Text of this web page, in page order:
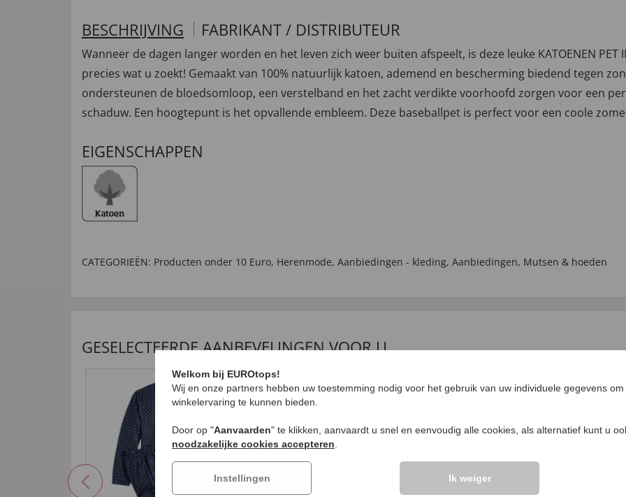
BESCHRIJVING FABRIKANT / DISTRIBUTEUR
Wanneer de dagen langer worden en het leven zich weer buiten afspeelt, is deze leuke KATOENEN PET
precies wat u zoekt! Gemaakt van 100% natuurlijk katoen, ademend en bescherming biedend tegen
ondersteunen de bloedsomloop, een verstelband en het zacht verdikte voorhoofd zorgen voor een
schaduw. Een hoogtepunt is het opvallende embleem. Deze baseballpet is perfect voor een coole
EIGENSCHAPPEN
CATEGORIEËN: Producten onder 10 Euro, Herenmode, Aanbiedingen - kleding, Aanbiedingen, Mutsen & hoeden
GESELECTEERDE AANBEVELINGEN VOOR U
4
Welkom bij EUROtops!
Wij en onze partners hebben uw toestemming nodig voor het gebruik van uw individuele gegevens
winkelervaring te kunnen bieden.
Door op "Aanvaarden" te klikken, aanvaardt u snel en eenvoudig alle cookies, als alternatief kunt u
noodzakelijke cookies accepteren
Instellingen Ik weiger